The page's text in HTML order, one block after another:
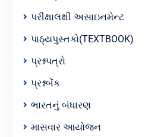
પરીક્ષાલક્ષી અસાઇનમેન્ટ
પાઠ્યપુસ્તકો(TEXTBOOK)
પ્રશ્નપત્રો
પ્રશ્નબેંક
ભારતનું બંધારણ
માસવાર આયોજન